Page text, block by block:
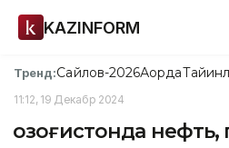
KAZINFORM
Тренд:Сайлов-2026Ақорда
11:12, 19 Декабр 2024
Қозоғистонда нефть,